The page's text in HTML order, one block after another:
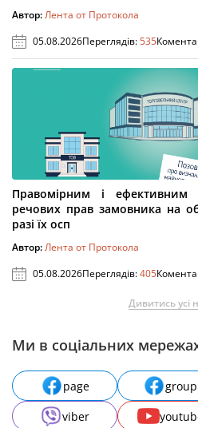
Автор:Лента от Протокола
05.08.2026Переглядів:535
Правомірним і ефективним
речових прав замовника на
разі їх осп
Автор:Лента от Протокола
05.08.2026Переглядів:405
Дивитись усі
Ми в соціальних
page group
viber